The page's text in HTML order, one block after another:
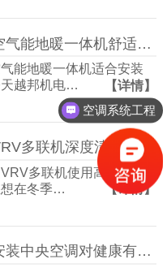
开利空气能地暖一体机舒适度如何？
能地暖一体机适合安装
越邦机电…
【详情】
多联机深度清洗价格
多联机使用高峰期，
在冬季…
【详情】
家里安装中央空调对健康有什么好处？
空调系统工程